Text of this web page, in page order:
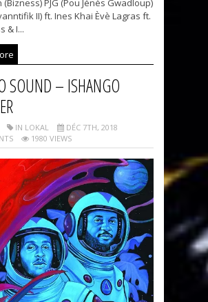
(Bizness) PJG (Pou Jénès Gwadloup)
II) ft. Ines Khai Èvè Lagras ft.
& I...
SOUND – ISHANGO
IN LOKAL
DÉC 7TH, 2018
1980 VIEWS